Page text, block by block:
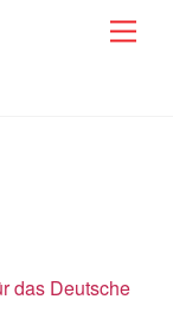
das Deutsche